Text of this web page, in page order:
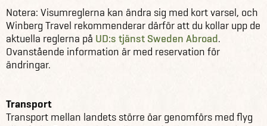
Notera: Visumreglerna kan ändra sig med kort varsel, och
Winberg Travel rekommenderar därför att du kollar upp de
aktuella reglerna på UD:s tjänst Sweden Abroad.
Ovanstående information är med reservation för
ändringar.
Transport
Transport mellan landets större öar genomförs med flyg